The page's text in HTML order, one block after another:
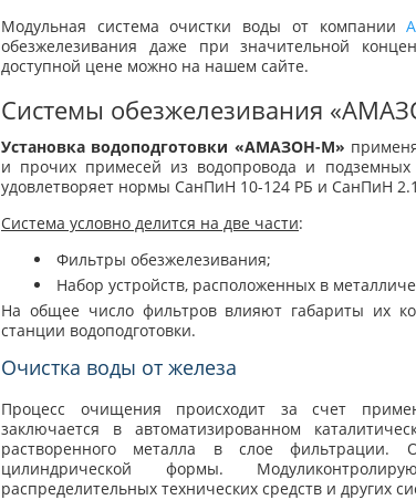
Модульная система очистки воды от компании
обезжелезивания даже при значительной
доступной цене можно на нашем сайте.
Системы обезжелезивания
Установка водоподготовки «АМАЗОН-М»
и прочих примесей из водопровода и
удовлетворяет нормы СанПиН 10-124 РБ и СанПиН
Система условно делится на две части:
Фильтры обезжелезивания;
Набор устройств, расположенных в
На общее число фильтров влияют габариты их
станции водоподготовки.
Очистка воды от железа
Процесс очищения происходит за счет
заключается в автоматизированном
растворенного металла в слое
цилиндрической формы.
распределительных технических средств и других